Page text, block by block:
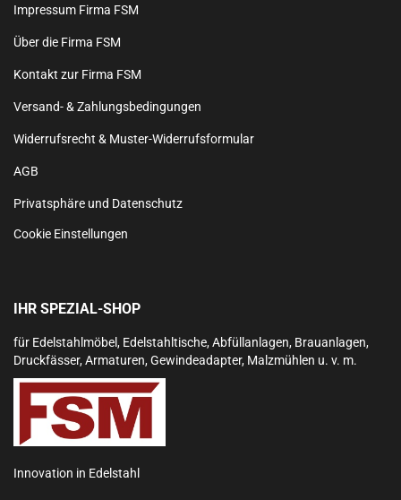
Impressum Firma FSM
Über die Firma FSM
Kontakt zur Firma FSM
Versand- & Zahlungsbedingungen
Widerrufsrecht & Muster-Widerrufsformular
AGB
Privatsphäre und Datenschutz
Cookie Einstellungen
IHR SPEZIAL-SHOP
für Edelstahlmöbel, Edelstahltische, Abfüllanlagen, Brauanlagen,
Druckfässer, Armaturen, Gewindeadapter, Malzmühlen u. v. m.
Innovation in Edelstahl